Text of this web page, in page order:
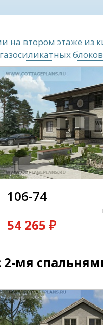
втором этаже из
106-74
54 265 ₽
мя